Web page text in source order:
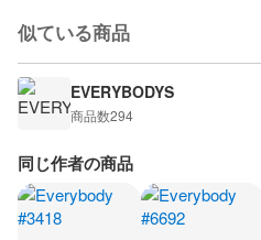
似ている商品
EVERYBODYS
商品数294
同じ作者の商品